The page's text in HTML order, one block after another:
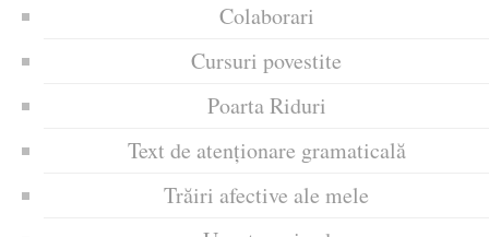
Colaborari
Cursuri povestite
Poarta Riduri
Text de atenționare gramaticală
Trăiri afective ale mele